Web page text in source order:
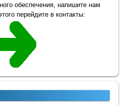
обеспечения, напишите нам
перейдите в контакты: